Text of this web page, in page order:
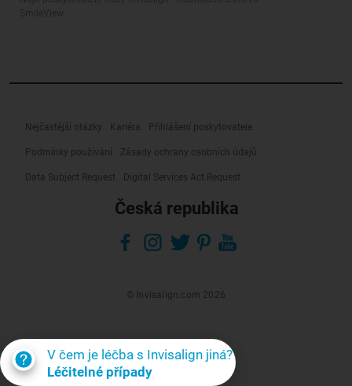
V čem je léčba s Invisalign jiná?
Léčitelné případy
Nejčastější otázky Kariéra Přihlášení poskytovatele
Podmínky používání Zásady ochrany osobních údajů
Data Subject Request Digital Services Act Request
Česká republika
© Invisalign.com 2026